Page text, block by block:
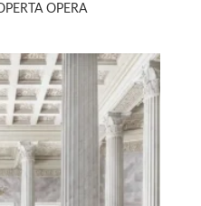
OPERA